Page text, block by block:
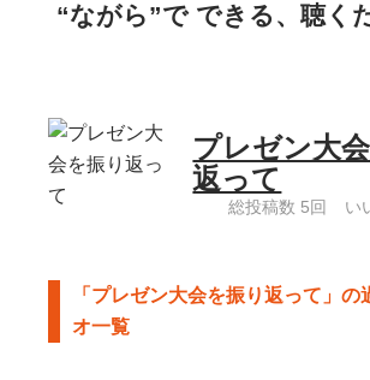
“ながら”で できる、聴く
プレゼン大
返って
総投稿数 5回 い
「プレゼン大会を振り返って」の
オ一覧